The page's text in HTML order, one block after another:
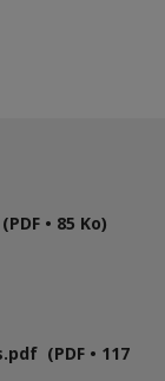
• 85 Ko)
(PDF • 117